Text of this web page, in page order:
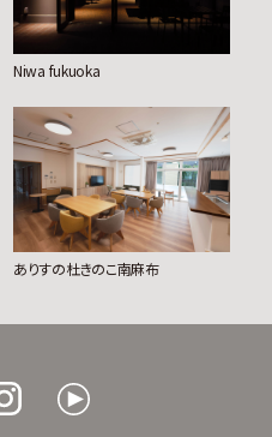
Niwa fukuoka
ありすの杜きのこ南麻布